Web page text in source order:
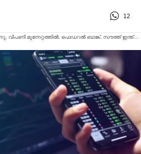
12
ഐടി കുതിക്കുന്നു, വിപണി മുന്നേറ്റത്തില്‍; ഫെഡറല്‍ ബാങ്ക്, സൗത്ത് ഇന്ത്യൻ ബാങ്ക് നേട്ടത്തില്‍